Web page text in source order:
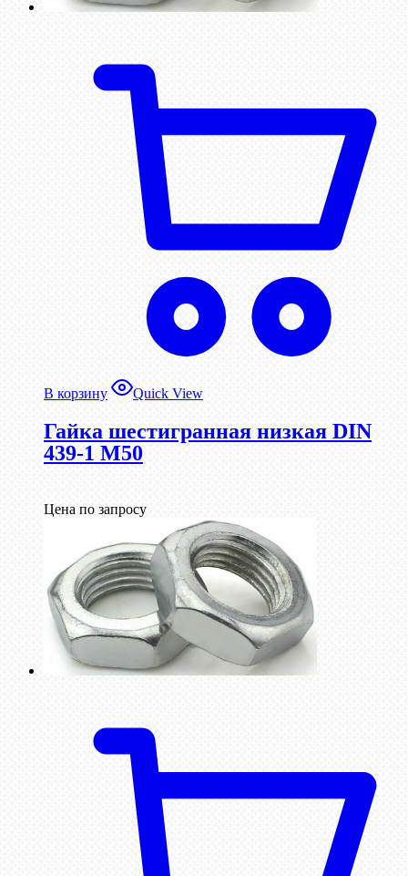
В корзину Quick View
Гайка шестигранная низкая DIN
439-1 М50
Цена по запросу